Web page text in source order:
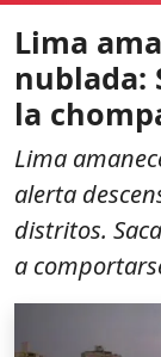
Lima
nublada:
la
Lima
alerta
distritos.
a